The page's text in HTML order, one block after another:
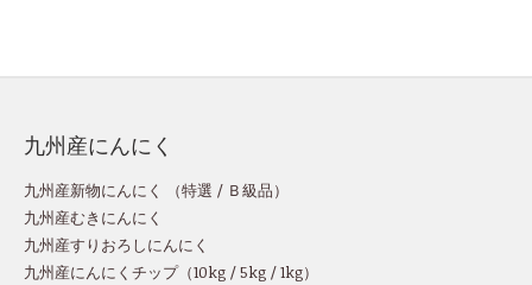
九州産にんにく
九州産新物にんにく （特選 / Ｂ級品）
九州産むきにんにく
九州産すりおろしにんにく
九州産にんにくチップ（10kg /5kg /1kg）